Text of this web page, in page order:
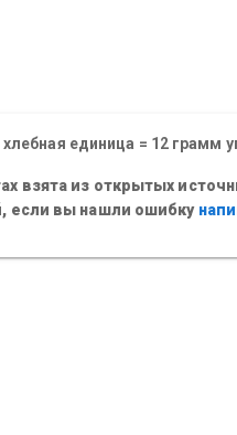
хлебная единица = 12 грамм
взята из открытых
если вы нашли ошибку